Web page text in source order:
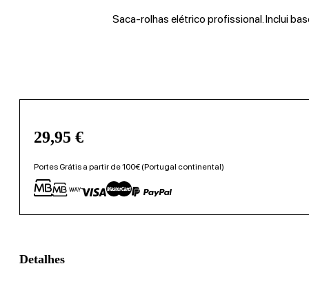
Saca-rolhas elétrico profissional. Inclui
29,95 €
Portes Grátis a partir de 100€ (Portugal continental)
Detalhes